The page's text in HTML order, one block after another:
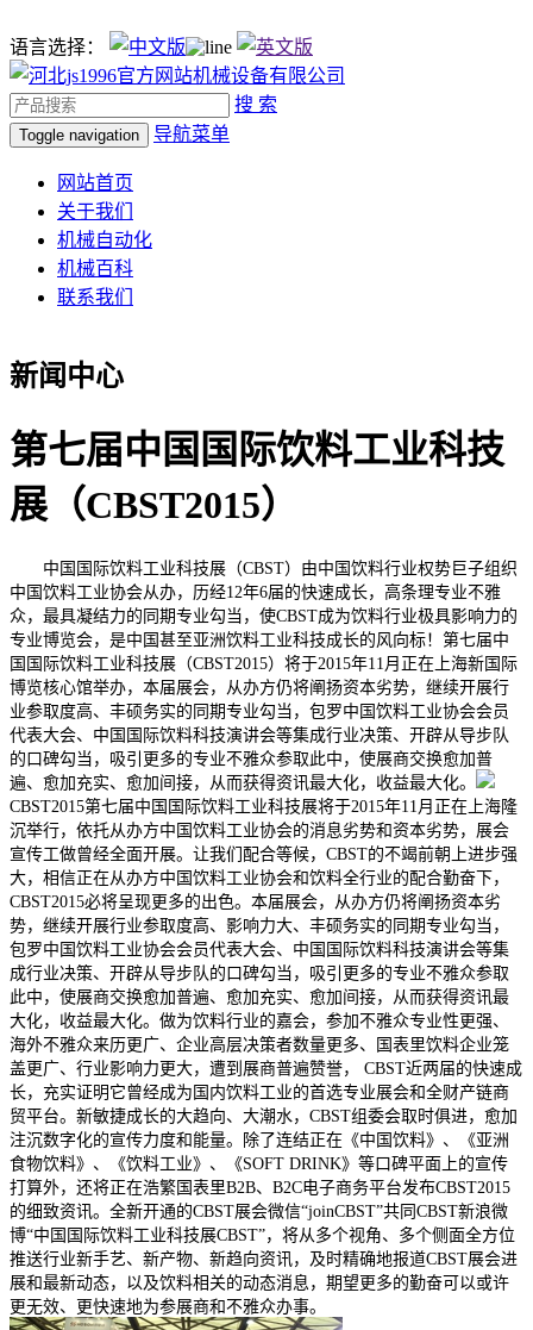
语言选择：
搜 索
Toggle navigation 导航菜单
网站首页
关于我们
机械自动化
机械百科
联系我们
新闻中心
第七届中国国际饮料工业科技
展（CBST2015）
中国国际饮料工业科技展（CBST）由中国饮料行业权势巨子组织
中国饮料工业协会从办，历经12年6届的快速成长，高条理专业不雅
众，最具凝结力的同期专业勾当，使CBST成为饮料行业极具影响力的
专业博览会，是中国甚至亚洲饮料工业科技成长的风向标！第七届中
国国际饮料工业科技展（CBST2015）将于2015年11月正在上海新国际
博览核心馆举办，本届展会，从办方仍将阐扬资本劣势，继续开展行
业参取度高、丰硕务实的同期专业勾当，包罗中国饮料工业协会会员
代表大会、中国国际饮料科技演讲会等集成行业决策、开辟从导步队
的口碑勾当，吸引更多的专业不雅众参取此中，使展商交换愈加普
遍、愈加充实、愈加间接，从而获得资讯最大化，收益最大化。
CBST2015第七届中国国际饮料工业科技展将于2015年11月正在上海隆
沉举行，依托从办方中国饮料工业协会的消息劣势和资本劣势，展会
宣传工做曾经全面开展。让我们配合等候，CBST的不竭前朝上进步强
大，相信正在从办方中国饮料工业协会和饮料全行业的配合勤奋下，
CBST2015必将呈现更多的出色。本届展会，从办方仍将阐扬资本劣
势，继续开展行业参取度高、影响力大、丰硕务实的同期专业勾当，
包罗中国饮料工业协会会员代表大会、中国国际饮料科技演讲会等集
成行业决策、开辟从导步队的口碑勾当，吸引更多的专业不雅众参取
此中，使展商交换愈加普遍、愈加充实、愈加间接，从而获得资讯最
大化，收益最大化。做为饮料行业的嘉会，参加不雅众专业性更强、
海外不雅众来历更广、企业高层决策者数量更多、国表里饮料企业笼
盖更广、行业影响力更大，遭到展商普遍赞誉， CBST近两届的快速成
长，充实证明它曾经成为国内饮料工业的首选专业展会和全财产链商
贸平台。新敏捷成长的大趋向、大潮水，CBST组委会取时俱进，愈加
注沉数字化的宣传力度和能量。除了连结正在《中国饮料》、《亚洲
食物饮料》、《饮料工业》、《SOFT DRINK》等口碑平面上的宣传
打算外，还将正在浩繁国表里B2B、B2C电子商务平台发布CBST2015
的细致资讯。全新开通的CBST展会微信“joinCBST”共同CBST新浪微
博“中国国际饮料工业科技展CBST”，将从多个视角、多个侧面全方位
推送行业新手艺、新产物、新趋向资讯，及时精确地报道CBST展会进
展和最新动态，以及饮料相关的动态消息，期望更多的勤奋可以或许
更无效、更快速地为参展商和不雅众办事。